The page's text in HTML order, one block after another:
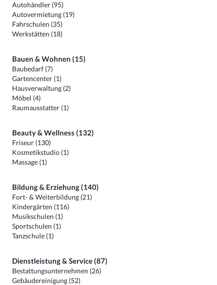
Autohändler (95)
Autovermietung (19)
Fahrschulen (35)
Werkstätten (18)
Bauen & Wohnen (15)
Baubedarf (7)
Gartencenter (1)
Hausverwaltung (2)
Möbel (4)
Raumausstatter (1)
Beauty & Wellness (132)
Friseur (130)
Kosmetikstudio (1)
Massage (1)
Bildung & Erziehung (140)
Fort- & Weiterbildung (21)
Kindergärten (116)
Musikschulen (1)
Sportschulen (1)
Tanzschule (1)
Dienstleistung & Service (87)
Bestattungsunternehmen (26)
Gebäudereinigung (52)